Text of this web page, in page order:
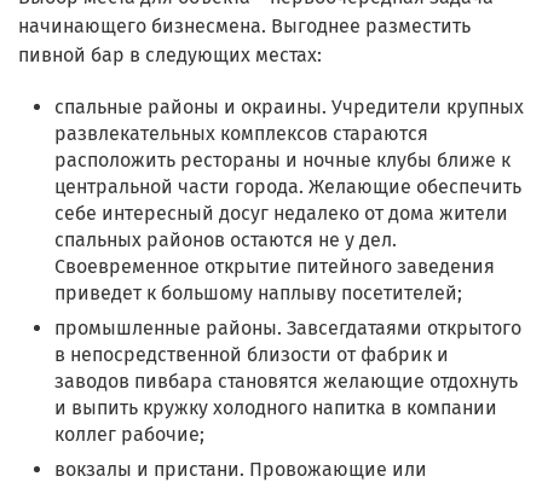
начинающего бизнесмена. Выгоднее разместить
пивной бар в следующих местах:
спальные районы и окраины. Учредители крупных
развлекательных комплексов стараются
расположить рестораны и ночные клубы ближе к
центральной части города. Желающие обеспечить
себе интересный досуг недалеко от дома жители
спальных районов остаются не у дел.
Своевременное открытие питейного заведения
приведет к большому наплыву посетителей;
промышленные районы. Завсегдатаями открытого
в непосредственной близости от фабрик и
заводов пивбара становятся желающие отдохнуть
и выпить кружку холодного напитка в компании
коллег рабочие;
вокзалы и пристани. Провожающие или